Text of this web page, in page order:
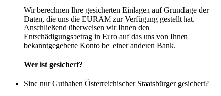
Wir berechnen Ihre gesicherten Einlagen auf Grundlage der
Daten, die uns die EURAM zur Verfügung gestellt hat.
Anschließend überweisen wir Ihnen den
Entschädigungsbetrag in Euro auf das uns von Ihnen
bekanntgegebene Konto bei einer anderen Bank.
Wer ist gesichert?
Sind nur Guthaben Österreichischer Staatsbürger gesichert?